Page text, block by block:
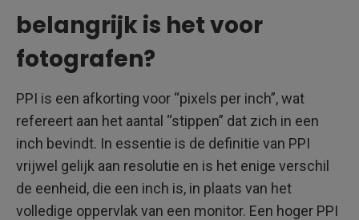
belangrijk is het voor
fotografen?
PPI is een afkorting voor “pixels per inch”, wat
refereert aan het aantal “stippen” dat zich in een
inch bevindt. In essentie is de definitie van PPI
vrijwel gelijk aan resolutie en is het enige verschil
de eenheid, die een inch is, in plaats van het
volledige oppervlak van een monitor. Een hoger PPI